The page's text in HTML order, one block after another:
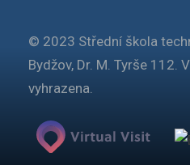
© 2023 Střední škola
Bydžov, Dr. M. Tyrše 112.
vyhrazena.